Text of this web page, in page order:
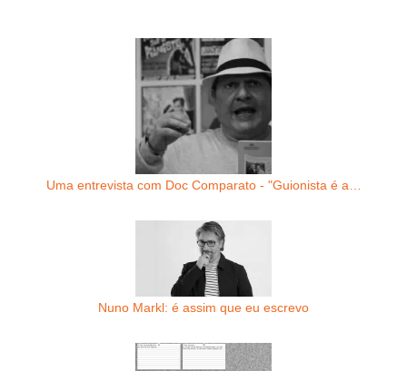
Uma entrevista com Doc Comparato - "Guionista é a…
Nuno Markl: é assim que eu escrevo